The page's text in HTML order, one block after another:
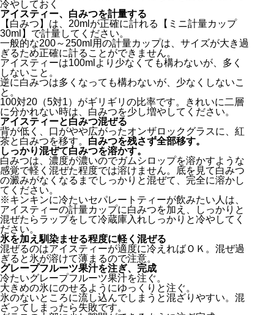
冷やしておく
アイスティー、白みつを計量する
【白みつ】 は、20mlが正確に計れる
【ミニ計量カップ
30ml】 で計量してください。
一般的な200～250ml用の計量カップは、サイズが大き過
ぎるため正確に計ることができません。
アイスティーは100mlより少なくても構わないが、多く
しないこと。
逆に白みつは多くなっても構わないが、少なくしないこ
と。
100対20（5対1）がギリギリの比率です。きれいに二層
に分かれない時は、白みつを少し増やしてください。
アイスティーと白みつ混ぜる
背が低く、口がやや広がったオンザロックグラスに、紅
茶と白みつを移す。 白みつを残さず全部移す。
しっかり混ぜて白みつを溶かす。
白みつは、濃度が濃いのでガムシロップを溶かすような
感覚で軽く混ぜた程度では溶けません。底を見て白みつ
の澱みがなくなるまでしっかりと混ぜて、完全に溶かし
てください。
※キンキンに冷たいセパレートティーが飲みたい人は、
アイスティーの計量カップに白みつを加え、しっかりと
混ぜたらラップをして冷蔵庫入れしっかりと冷やしてく
ださい。
氷を加え馴染ませる程度に軽く混ぜる
混ぜるのはアイスティーが適度に冷えればＯＫ。混ぜ過
ぎると氷が溶けて薄まるので注意。
グレープフルーツ果汁を注ぎ、完成
冷たいグレープフルーツ果汁を注ぐ。
大きめの氷にのせるようにゆっくりと注ぐ。
氷のないところに流し込んでしまうと混ざりやすい。混
ざってしまったら失敗です。